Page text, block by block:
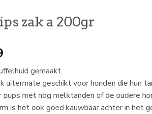
zak a 200gr
Huidige
prijs
is:
€
1,99.
gemaakt.
uitermate geschikt voor honden die hun
pups met nog melktanden of de oudere
is het ook goed kauwbaar achter in het